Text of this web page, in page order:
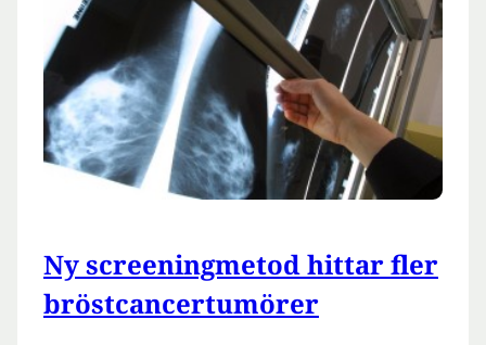
Ny screeningmetod hittar fler
bröst­can­cer­tu­mö­rer